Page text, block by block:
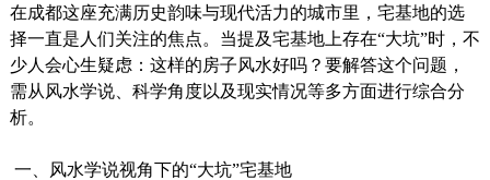
在成都这座充满历史韵味与现代活力的城市里，宅基地的选
择一直是人们关注的焦点。当提及宅基地上存在“大坑”时，不
少人会心生疑虑：这样的房子风水好吗？要解答这个问题，
需从风水学说、科学角度以及现实情况等多方面进行综合分
析。
一、风水学说视角下的“大坑”宅基地